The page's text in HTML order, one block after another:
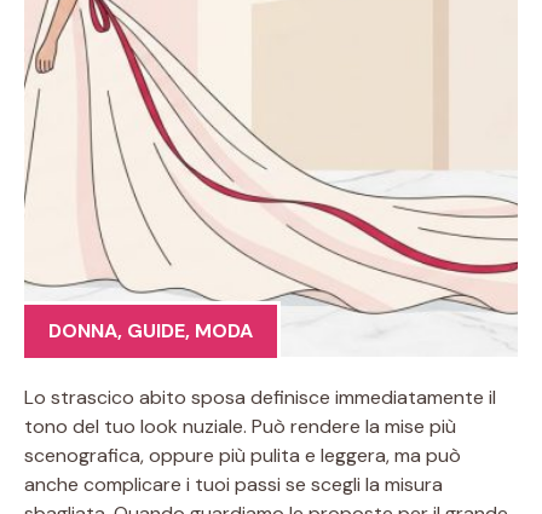
DONNA, GUIDE, MODA
Lo strascico abito sposa definisce immediatamente il
tono del tuo look nuziale. Può rendere la mise più
scenografica, oppure più pulita e leggera, ma può
anche complicare i tuoi passi se scegli la misura